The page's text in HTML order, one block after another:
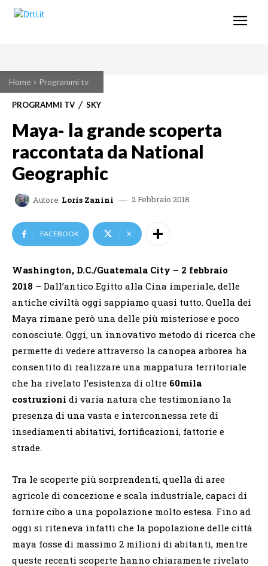
Home Programmi tv
PROGRAMMI TV SKY
Maya- la grande scoperta
raccontata da National
Geographic
Autore Loris Zanini 2 Febbraio 2018
FACEBOOK X
Washington, D.C./Guatemala City – 2 febbraio
2018 – Dall’antico Egitto alla Cina imperiale, delle
antiche civiltà oggi sappiamo quasi tutto. Quella dei
Maya rimane però una delle più misteriose e poco
conosciute. Oggi, un innovativo metodo di ricerca che
permette di vedere attraverso la canopea arborea ha
consentito di realizzare una mappatura territoriale
che ha rivelato l’esistenza di oltre 60mila
costruzioni di varia natura che testimoniano la
presenza di una vasta e interconnessa rete di
insediamenti abitativi, fortificazioni, fattorie e
strade.
Tra le scoperte più sorprendenti, quella di aree
agricole di concezione e scala industriale, capaci di
fornire cibo a una popolazione molto estesa. Fino ad
oggi si riteneva infatti che la popolazione delle città
maya fosse di massimo 2 milioni di abitanti, mentre
queste recenti scoperte hanno chiaramente rivelato